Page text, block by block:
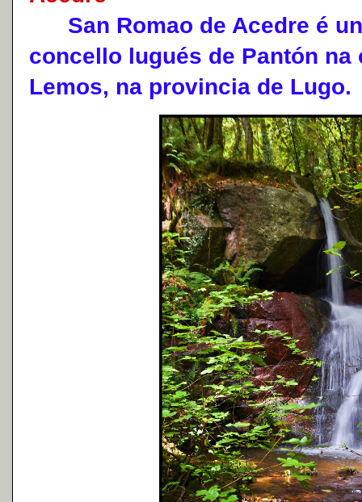
San Romao de Acedre é
concello lugués de Pantón na
Lemos, na provincia de Lugo.